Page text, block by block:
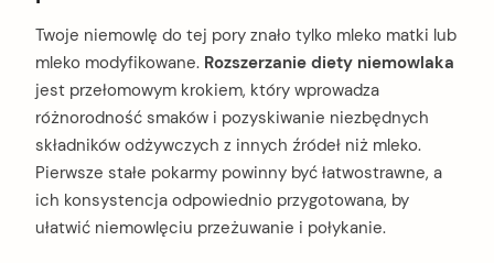
Twoje niemowlę do tej pory znało tylko mleko matki lub
mleko modyfikowane. Rozszerzanie diety niemowlaka
jest przełomowym krokiem, który wprowadza
różnorodność smaków i pozyskiwanie niezbędnych
składników odżywczych z innych źródeł niż mleko.
Pierwsze stałe pokarmy powinny być łatwostrawne, a
ich konsystencja odpowiednio przygotowana, by
ułatwić niemowlęciu przeżuwanie i połykanie.